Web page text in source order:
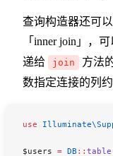
查询构造器还可
「inner join」，
递给
join
方法
数指定连接的列
use
$users = DB :: table